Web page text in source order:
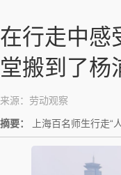
在行走中感
堂搬到了杨
来源：劳动观察
摘要： 上海百名师生行走“